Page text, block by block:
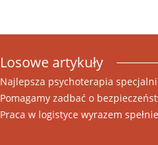
Losowe artykuły
Najlepsza psychoterapia
Pomagamy zadbać o
Praca w logistyce wyrazem